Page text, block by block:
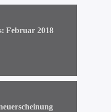
Februar 2018